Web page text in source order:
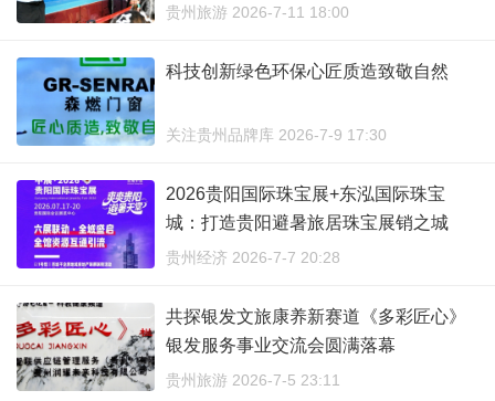
贵州旅游 2026-7-11 18:00
科技创新绿色环保心匠质造致敬自然
关注贵州品牌库 2026-7-9 17:30
2026贵阳国际珠宝展+东泓国际珠宝
城：打造贵阳避暑旅居珠宝展销之城
贵州经济 2026-7-7 20:28
共探银发文旅康养新赛道《多彩匠心》
银发服务事业交流会圆满落幕
贵州旅游 2026-7-5 23:11